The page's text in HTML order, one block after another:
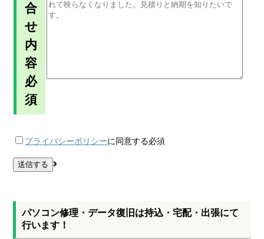
合
せ
内
容
必
須
プライバシーポリシーに同意する必須
パソコン修理・データ復旧は持込・宅配・出張にて
行います！